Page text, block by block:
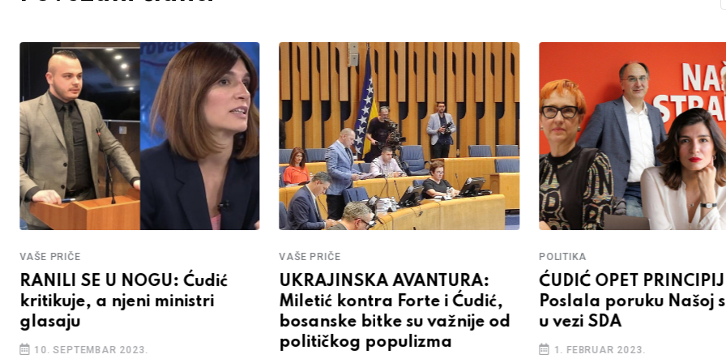
VAŠE PRIČE
RANILI SE U NOGU: Ćudić
kritikuje, a njeni ministri
glasaju
10. SEPTEMBAR 2023.
VAŠE PRIČE
UKRAJINSKA AVANTURA:
Miletić kontra Forte i Ćudić,
bosanske bitke su važnije od
političkog populizma
POLITIKA
ĆUDIĆ OPET
Poslala poruku Našoj
u vezi SDA
1. FEBRUAR 2023.